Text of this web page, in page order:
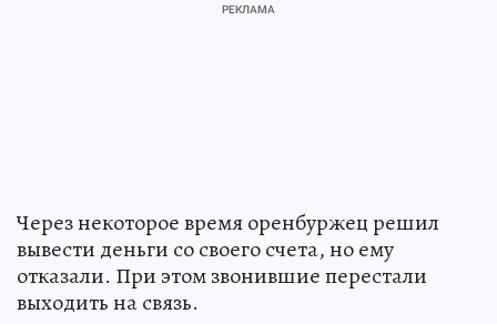
Через некоторое время оренбуржец решил
вывести деньги со своего счета, но ему
отказали. При этом звонившие перестали
выходить на связь.